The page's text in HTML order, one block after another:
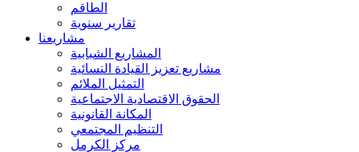
الطاقم
تقارير سنوية
مشاريعنا
المشاريع الشبابية
مشاريع تعزيز القيادة النسائية
التمثيل الملائم
الحقوق الاقتصادية الاجتماعية
المكانة القانونية
التنظيم المجتمعي
مركز الكرمل